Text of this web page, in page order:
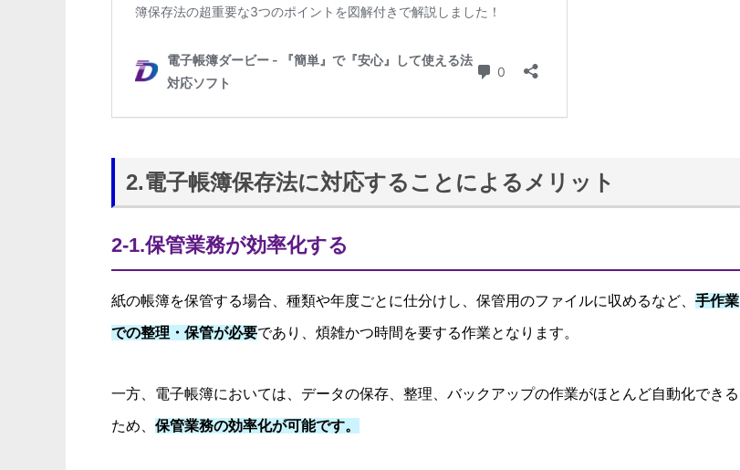
2.電子帳簿保存法に対応することによるメリット
2-1.保管業務が効率化する
紙の帳簿を保管する場合、種類や年度ごとに仕分けし、保管用のファイルに収めるなど、 手作業
での整理・保管が必要であり、煩雑かつ時間を要する作業となります。
一方、電子帳簿においては、データの保存、整理、バックアップの作業がほとんど自動化できる
ため、 保管業務の効率化が可能です。